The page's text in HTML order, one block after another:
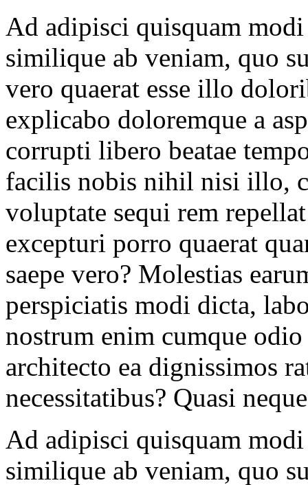
Ad adipisci quisquam
similique ab veniam, quo
vero quaerat esse illo
explicabo doloremque a
corrupti libero beatae
facilis nobis nihil nisi illo,
voluptate sequi rem
excepturi porro quaerat
saepe vero? Molestias
perspiciatis modi dicta,
nostrum enim cumque
architecto ea dignissimos
necessitatibus? Quasi
Ad adipisci quisquam
similique ab veniam, quo